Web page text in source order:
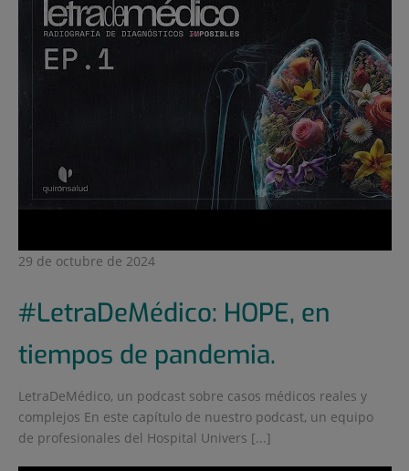
29 de octubre de 2024
#LetraDeMédico: HOPE, en
tiempos de pandemia.
LetraDeMédico, un podcast sobre casos médicos reales y
complejos En este capítulo de nuestro podcast, un equipo
de profesionales del Hospital Univers [...]